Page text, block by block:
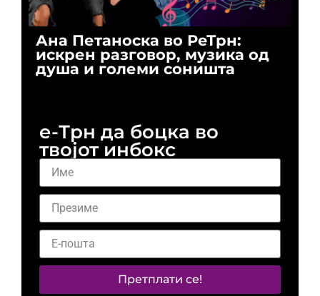
Ана Петаноска во РеТрн:
искрен разговор, музика од
душа и големи соништа
е-Трн да боцка во
твојот инбокс
Претплати се!